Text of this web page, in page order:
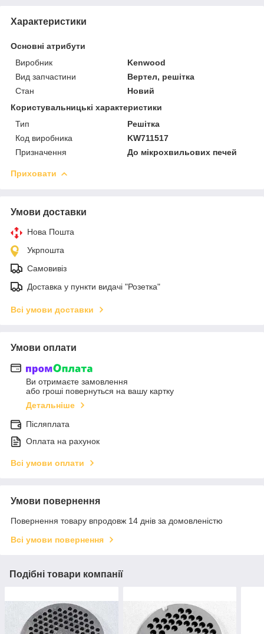
Характеристики
Основні атрибути
Виробник
Kenwood
Вид запчастини
Вертел, решітка
Стан
Новий
Користувальницькі характеристики
Тип
Решітка
Код виробника
KW711517
Призначення
До мікрохвильових печей
Приховати
Умови доставки
Нова Пошта
Укрпошта
Самовивіз
Доставка у пункти видачі "Розетка"
Всі умови доставки
Умови оплати
Ви отримаєте замовлення
або гроші повернуться на вашу картку
Детальніше
Післяплата
Оплата на рахунок
Всі умови оплати
Умови повернення
Повернення товару впродовж 14 днів за домовленістю
Всі умови повернення
Подібні товари компанії